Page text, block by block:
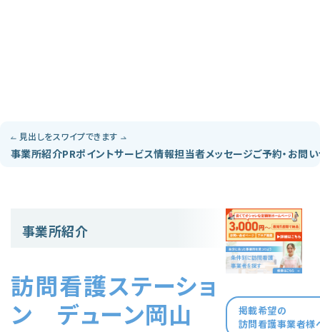
見出しをスワイプできます
事業所紹介PRポイントサービス情報担当者メッセージご予約・お問
事業所紹介
訪問看護ステーショ
ン デューン岡山
掲載希望の
訪問看護事業者様